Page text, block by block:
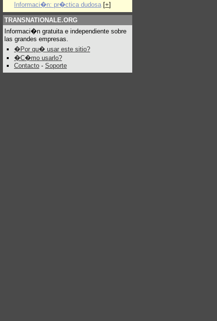
Informaci�n: pr�ctica dudosa [+]
TRANSNATIONALE.ORG
Informaci�n gratuita e independiente sobre
las grandes empresas.
�Por qu� usar este sitio?
�C�mo usarlo?
Contacto - Soporte